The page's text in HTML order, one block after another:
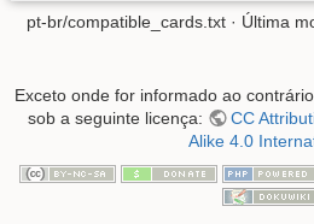
pt-br/compatible_cards.txt · Última
Exceto onde for informado ao
sob a seguinte licença:
CC
Alike 4.0